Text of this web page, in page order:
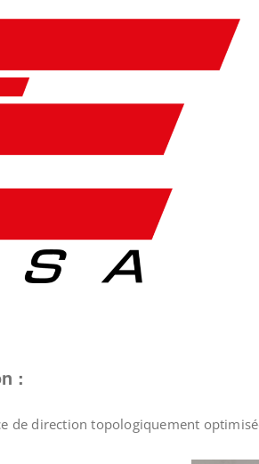
:
de direction topologiquement